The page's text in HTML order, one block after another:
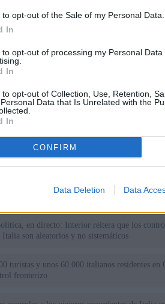
to opt-out of the Sale of my Personal Data.
In
to opt-out of processing my Personal Data
In
to opt-out of Collection, Use, Retention,
Data that Is Unrelated with the
In
CONFIRM
Data Deletion Data
entre los viajeros procedentes de Italia por
en directo: Interior reitera que los
Italia son aleatorios y no sistemáticos
turistas y unos 60.000 italianos residentes en
fronterizo